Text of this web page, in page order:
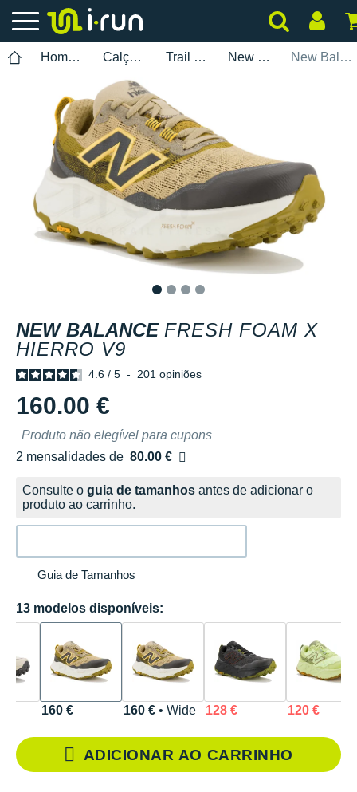
Homem Calçados Trail Running New Balance New Balance Fresh Foam X Hierro V9
NEW BALANCE FRESH FOAM X
HIERRO V9
4.6 / 5 - 201 opiniões
160.00 €
Produto não elegível para cupons
2 mensalidades de 80.00 €
sem custos
Consulte o guia de tamanhos antes de adicionar o
produto ao carrinho.
Guia de Tamanhos
13 modelos disponíveis:
160 € 160 €• Wide 128 € 120 €
ADICIONAR AO CARRINHO